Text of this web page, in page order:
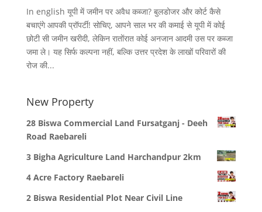
In english यूपी में जमीन पर अवैध कब्जा? बुलडोजर और कोर्ट कैसे
बचाएंगे आपकी प्रॉपर्टी! सोचिए, आपने साल भर की कमाई से यूपी में कोई
छोटी सी जमीन खरीदी, लेकिन रातोंरात कोई अनजान आदमी उस पर कब्जा
जमा ले। यह सिर्फ कल्पना नहीं, बल्कि उत्तर प्रदेश के लाखों परिवारों की
रोज की...
New Property
28 Biswa Commercial Land Fursatganj - Deeh
Road Raebareli
3 Bigha Agriculture Land Harchandpur 2km
4 Acre Factory Raebareli
2 Biswa Residential Plot Near Civil Line